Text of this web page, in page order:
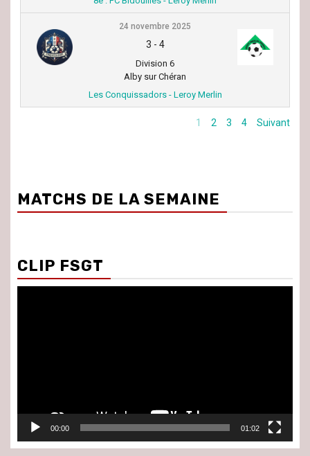
24 novembre 2025
3 - 4
Division 6
Alby sur Chéran
Les Conquissadors - Leroy Merlin
1 2 3 4 Suivant
MATCHS DE LA SEMAINE
CLIP FSGT
00:00 01:02